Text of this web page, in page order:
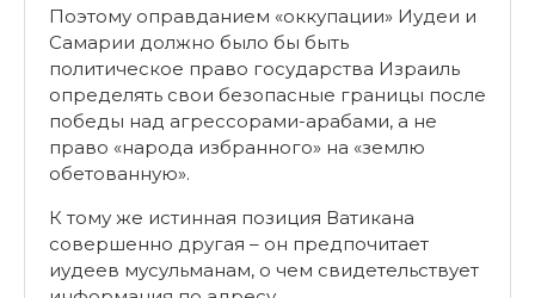
Поэтому оправданием «оккупации» Иудеи и
Самарии должно было бы быть
политическое право государства Израиль
определять свои безопасные границы после
победы над агрессорами-арабами, а не
право «народа избранного» на «землю
обетованную».
К тому же истинная позиция Ватикана
совершенно другая – он предпочитает
иудеев мусульманам, о чем свидетельствует